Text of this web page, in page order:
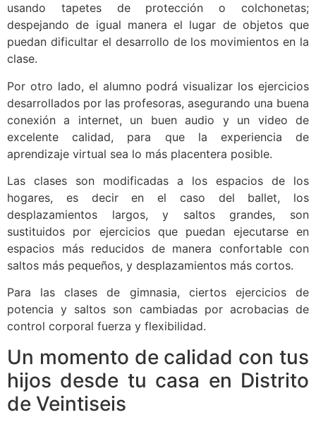
usando tapetes de protección o colchonetas;
despejando de igual manera el lugar de objetos que
puedan dificultar el desarrollo de los movimientos en la
clase.
Por otro lado, el alumno podrá visualizar los ejercicios
desarrollados por las profesoras, asegurando una buena
conexión a internet, un buen audio y un video de
excelente calidad, para que la experiencia de
aprendizaje virtual sea lo más placentera posible.
Las clases son modificadas a los espacios de los
hogares, es decir en el caso del ballet, los
desplazamientos largos, y saltos grandes, son
sustituidos por ejercicios que puedan ejecutarse en
espacios más reducidos de manera confortable con
saltos más pequeños, y desplazamientos más cortos.
Para las clases de gimnasia, ciertos ejercicios de
potencia y saltos son cambiadas por acrobacias de
control corporal fuerza y flexibilidad.
Un momento de calidad con tus
hijos desde tu casa en Distrito
de Veintiseis